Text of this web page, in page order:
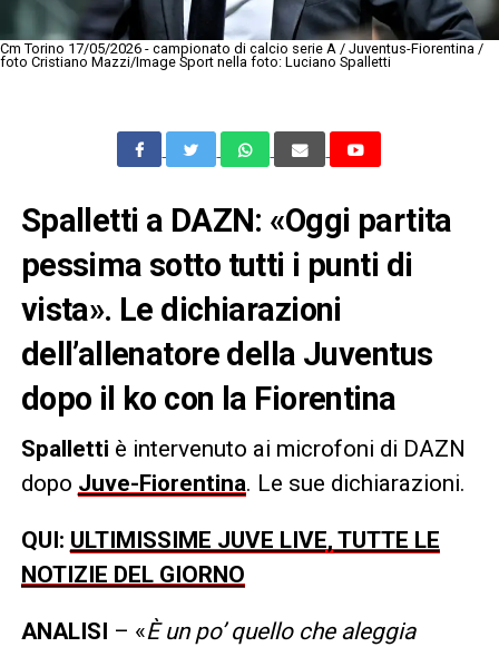
Cm Torino 17/05/2026 - campionato di calcio serie A / Juventus-Fiorentina /
foto Cristiano Mazzi/Image Sport nella foto: Luciano Spalletti
Spalletti a DAZN: «Oggi partita
pessima sotto tutti i punti di
vista». Le dichiarazioni
dell’allenatore della Juventus
dopo il ko con la Fiorentina
Spalletti è intervenuto ai microfoni di DAZN
dopo Juve-Fiorentina. Le sue dichiarazioni.
QUI: ULTIMISSIME JUVE LIVE, TUTTE LE
NOTIZIE DEL GIORNO
ANALISI – «È un po’ quello che aleggia